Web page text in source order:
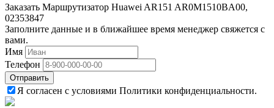
Заказать Маршрутизатор Huawei AR151 AR0M1510BA00,
02353847
Заполните данные и в ближайшее время менеджер свяжется с
вами.
Имя
Телефон
Отправить
Я согласен с условиями Политики конфиденциальности.